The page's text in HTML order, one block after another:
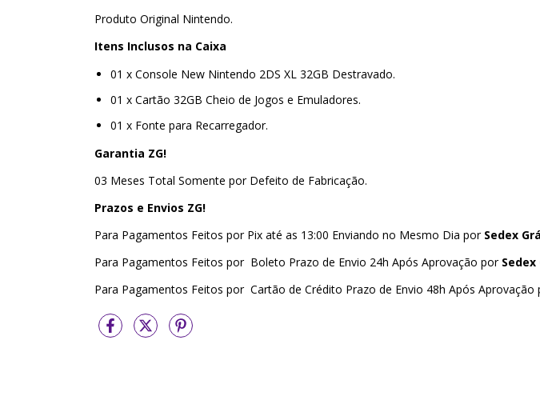
Produto Original Nintendo.
Itens Inclusos na Caixa
01 x Console New Nintendo 2DS XL 32GB Destravado.
01 x Cartão 32GB Cheio de Jogos e Emuladores.
01 x Fonte para Recarregador.
Garantia ZG!
03 Meses Total Somente por Defeito de Fabricação.
Prazos e Envios ZG!
Para Pagamentos Feitos por Pix até as 13:00 Enviando no Mesmo Dia por Sedex
Para Pagamentos Feitos por Boleto Prazo de Envio 24h Após Aprovação por
Para Pagamentos Feitos por Cartão de Crédito Prazo de Envio 48h Após Aprovação